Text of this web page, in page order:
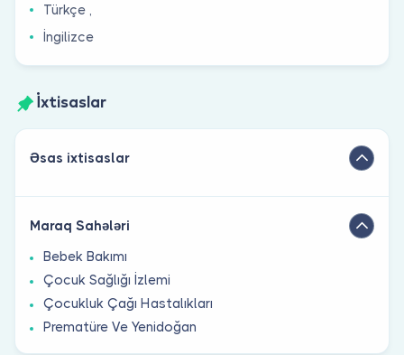
Türkçe ,
İngilizce
İxtisaslar
Əsas ixtisaslar
Maraq Sahələri
Bebek Bakımı
Çocuk Sağlığı İzlemi
Çocukluk Çağı Hastalıkları
Prematüre Ve Yenidoğan